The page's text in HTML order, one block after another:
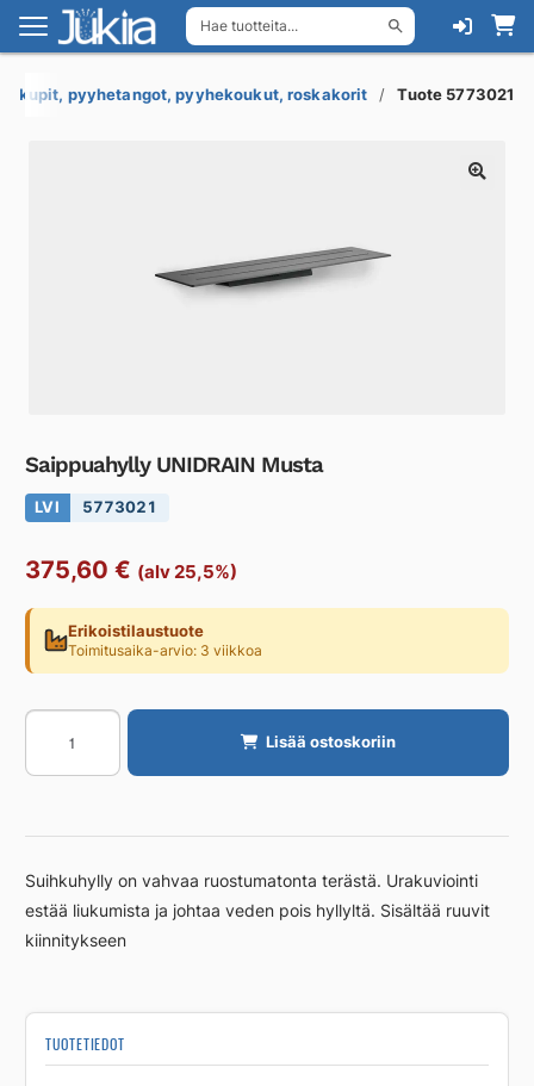
Hae tuotteita...
Siirry
navigointiin
Siirry
sisältöön
pyyhetangot, pyyhekoukut, roskakorit Tuote 5773021
Saippuahylly UNIDRAIN Musta
LVI 5773021
375,60 € (alv 25,5%)
Erikoistilaustuote
Toimitusaika-arvio: 3 viikkoa
Saippuahylly
UNIDRAIN
Musta
Lisää ostoskoriin
Suihkuhylly on vahvaa ruostumatonta terästä. Urakuviointi
estää liukumista ja johtaa veden pois hyllyltä. Sisältää ruuvit
kiinnitykseen
TUOTETIEDOT